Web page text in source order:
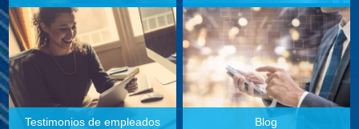
Testimonios de empleados Blog